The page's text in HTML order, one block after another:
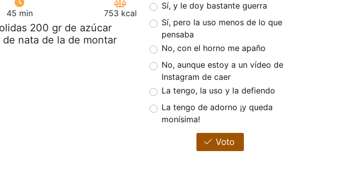
45 min 753 kcal
200 gr de azúcar
nata de la de montar
Sí, y le doy bastante guerra
Sí, pero la uso menos de lo que
pensaba
No, con el horno me apaño
No, aunque estoy a un vídeo de
Instagram de caer
La tengo, la uso y la defiendo
La tengo de adorno ¡y queda
monísima!
Voto